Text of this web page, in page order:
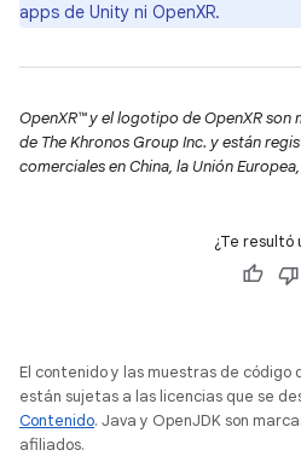
apps de Unity ni OpenXR.
OpenXR™ y el logotipo de OpenXR
de The Khronos Group Inc. y están
comerciales en China, la Unión
¿Te resultó
El contenido y las muestras de
están sujetas a las licencias que se
Contenido. Java y OpenJDK son
afiliados.